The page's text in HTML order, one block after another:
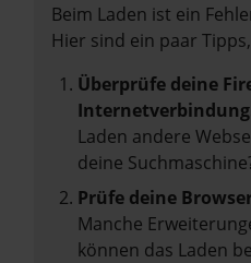
Beim Laden ist ein
Hier sind ein paar
Überprüfe deine
Laden andere
deine
Prüfe deine
Manche
können das Laden